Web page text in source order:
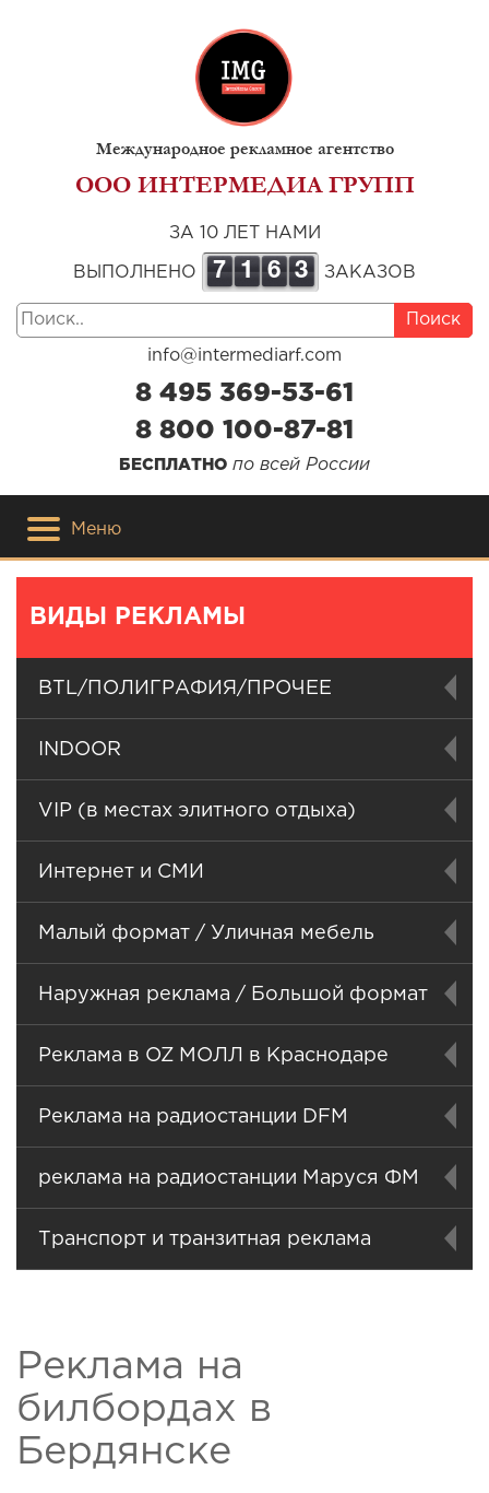
Международное рекламное агентство
ООО ИНТЕРМЕДИА ГРУПП
ЗА 10 ЛЕТ НАМИ
ВЫПОЛНЕНО 7 1 6 3 ЗАКАЗОВ
Поиск
info@intermediarf.com
8 495 369-53-61
8 800 100-87-81
БЕСПЛАТНО по всей России
Меню
ВИДЫ РЕКЛАМЫ
BTL/ПОЛИГРАФИЯ/ПРОЧЕЕ
INDOOR
VIP (в местах элитного отдыха)
Интернет и СМИ
Малый формат / Уличная мебель
Наружная реклама / Большой формат
Реклама в OZ МОЛЛ в Краснодаре
Реклама на радиостанции DFM
реклама на радиостанции Маруся ФМ
Транспорт и транзитная реклама
Реклама на
билбордах в
Бердянске